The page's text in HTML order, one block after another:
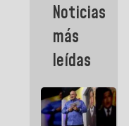
emprendedores
afectados
por
terremotos
Noticias
más
leídas